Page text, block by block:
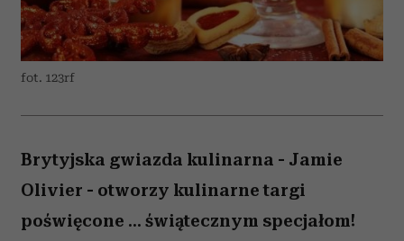
fot. 123rf
Brytyjska gwiazda kulinarna - Jamie
Olivier - otworzy kulinarne targi
poświęcone ... świątecznym specjałom!